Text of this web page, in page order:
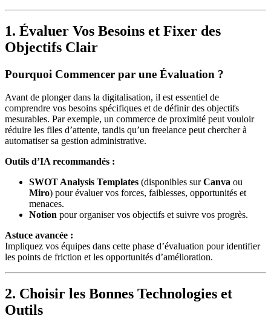
1. Évaluer Vos Besoins et Fixer des
Objectifs Clair
Pourquoi Commencer par une Évaluation ?
Avant de plonger dans la digitalisation, il est essentiel de
comprendre vos besoins spécifiques et de définir des objectifs
mesurables. Par exemple, un commerce de proximité peut vouloir
réduire les files d’attente, tandis qu’un freelance peut chercher à
automatiser sa gestion administrative.
Outils d’IA recommandés :
SWOT Analysis Templates (disponibles surCanva ou
Miro) pour évaluer vos forces, faiblesses, opportunités et
menaces.
Notion pour organiser vos objectifs et suivre vos progrès.
Astuce avancée :
Impliquez vos équipes dans cette phase d’évaluation pour identifier
les points de friction et les opportunités d’amélioration.
2. Choisir les Bonnes Technologies et
Outils